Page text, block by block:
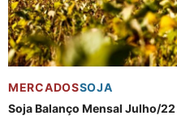
MERCADOSSOJA
Soja Balanço Mensal Julho/22